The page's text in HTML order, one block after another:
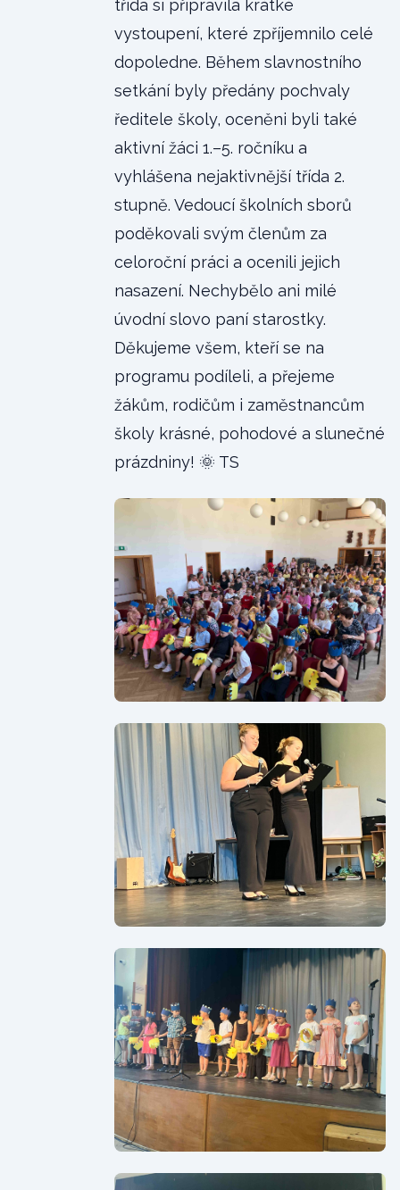
třída si připravila krátké
vystoupení, které zpříjemnilo celé
dopoledne. Během slavnostního
setkání byly předány pochvaly
ředitele školy, oceněni byli také
aktivní žáci 1.–5. ročníku a
vyhlášena nejaktivnější třída 2.
stupně. Vedoucí školních sborů
poděkovali svým členům za
celoroční práci a ocenili jejich
nasazení. Nechybělo ani milé
úvodní slovo paní starostky.
Děkujeme všem, kteří se na
programu podíleli, a přejeme
žákům, rodičům i zaměstnancům
školy krásné, pohodové a slunečné
prázdniny! 🌞 TS